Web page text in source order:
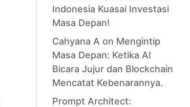
Indonesia Kuasai Investasi
Masa Depan!
Cahyana A on Mengintip
Masa Depan: Ketika AI
Bicara Jujur dan Blockchain
Mencatat Kebenarannya.
Prompt Architect: